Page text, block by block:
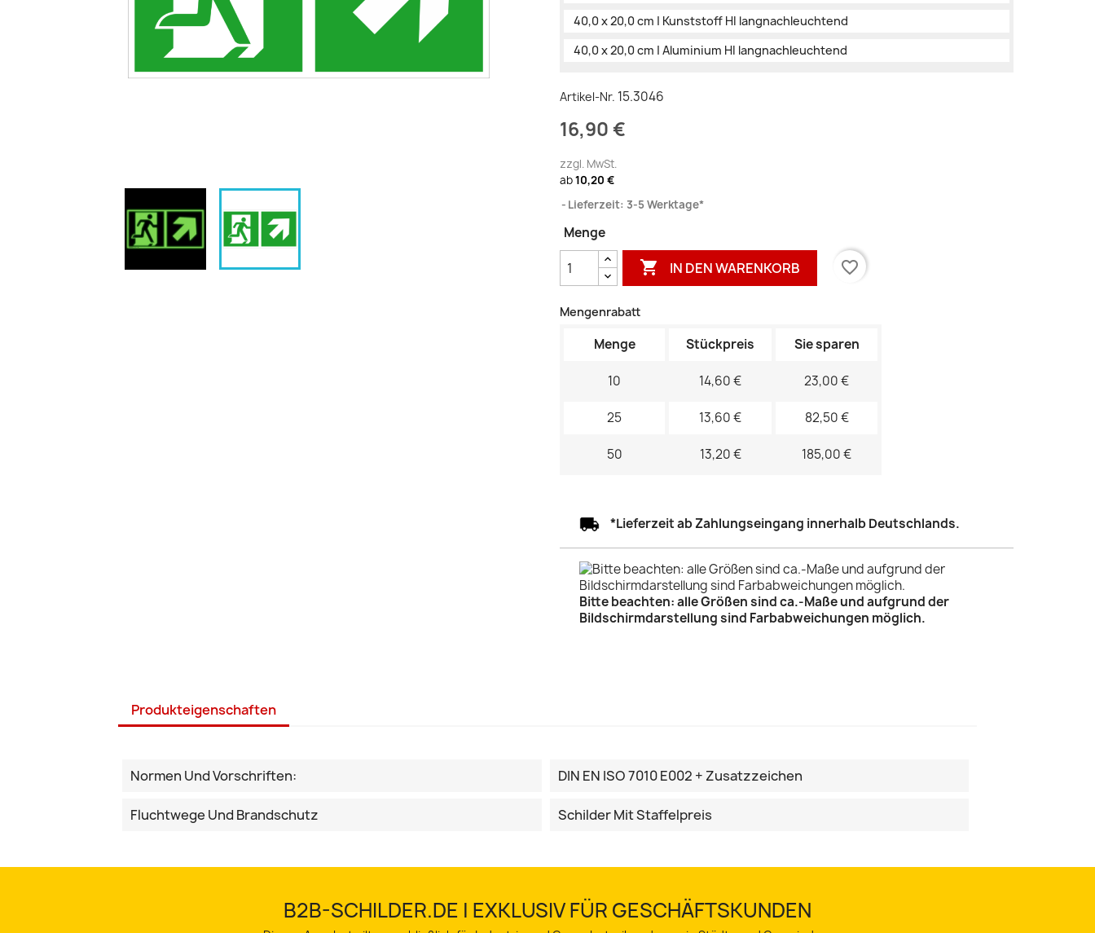
40,0 x 20,0 cm | Kunststoff HI langnachleuchtend
40,0 x 20,0 cm | Aluminium HI langnachleuchtend
Artikel-Nr. 15.3046
16,90 €
zzgl. MwSt.
ab10,20 €
Lieferzeit: 3-5 Werktage*
Menge
 IN DEN WARENKORB favorite_border
Mengenrabatt
Menge Stückpreis Sie sparen
10 14,60 € 23,00 €
25 13,60 € 82,50 €
50 13,20 € 185,00 €
*Lieferzeit ab Zahlungseingang innerhalb Deutschlands.
Bitte beachten: alle Größen sind ca.-Maße und aufgrund der
Bildschirmdarstellung sind Farbabweichungen möglich.
Produkteigenschaften
Normen Und Vorschriften: DIN EN ISO 7010 E002 + Zusatzzeichen
Fluchtwege Und Brandschutz Schilder Mit Staffelpreis
B2B-SCHILDER.DE | EXKLUSIV FÜR GESCHÄFTSKUNDEN